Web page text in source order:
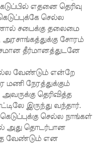
எதனை தெரிவு
செல்ல
சபைக்கு தலைமை
சோரம்
தீர்மானத்துடனே
வேண்டும் என்றே
மணி நேரத்துக்கும்
தெரிவித்த
இருந்து வந்தார்.
செல்ல நாங்கள்
அது தொடர்பான
வேண்டும் என